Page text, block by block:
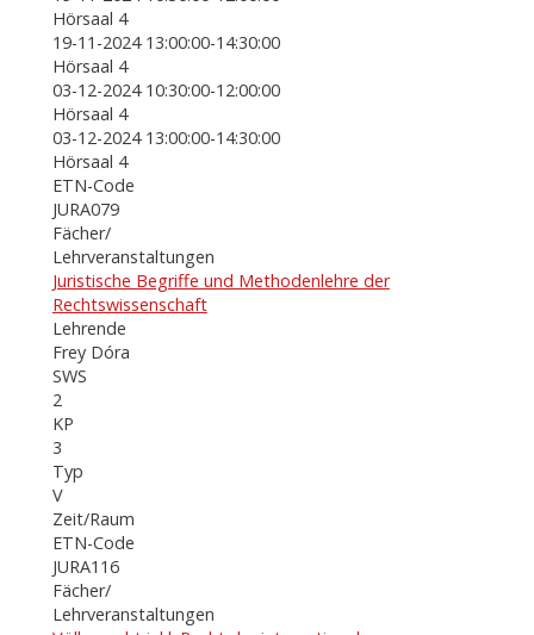
Hörsaal 4
19-11-2024 13:00:00-14:30:00
Hörsaal 4
03-12-2024 10:30:00-12:00:00
Hörsaal 4
03-12-2024 13:00:00-14:30:00
Hörsaal 4
ETN-Code
JURA079
Fächer/
Lehrveranstaltungen
Juristische Begriffe und Methodenlehre der
Rechtswissenschaft
Lehrende
Frey Dóra
SWS
2
KP
3
Typ
V
Zeit/Raum
ETN-Code
JURA116
Fächer/
Lehrveranstaltungen